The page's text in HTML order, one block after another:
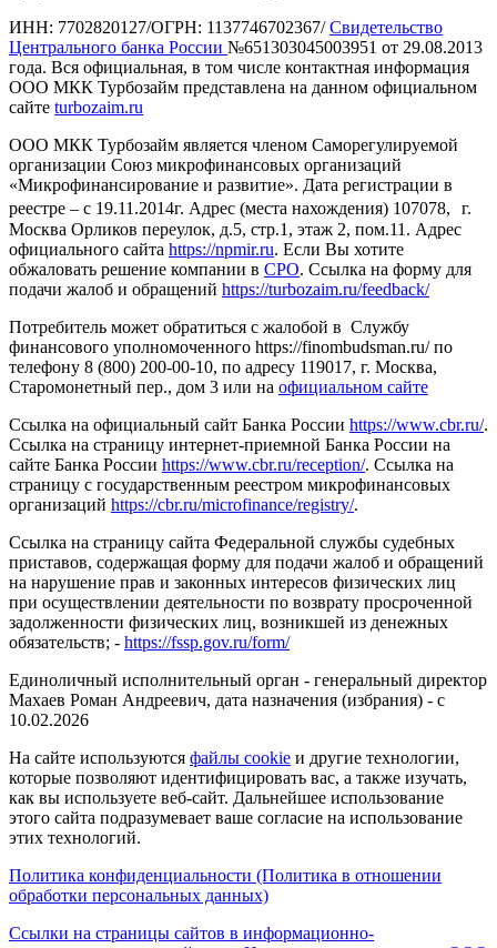
ИНН: 7702820127/ОГРН: 1137746702367/Свидетельство
Центрального банка России №651303045003951 от 29.08.2013
года. Вся официальная, в том числе контактная информация
ООО МКК Турбозайм представлена на данном официальном
сайте turbozaim.ru
ООО МКК Турбозайм является членом Саморегулируемой
организации Союз микрофинансовых организаций
«Микрофинансирование и развитие». Дата регистрации в
реестре – с 19.11.2014г. Адрес (места нахождения) 107078, г.
Москва Орликов переулок, д.5, стр.1, этаж 2, пом.11. Адрес
официального сайта https://npmir.ru. Если Вы хотите
обжаловать решение компании в СРО. Ссылка на форму для
подачи жалоб и обращений https://turbozaim.ru/feedback/
Потребитель может обратиться с жалобой в Службу
финансового уполномоченного https://finombudsman.ru/ по
телефону 8 (800) 200-00-10, по адресу 119017, г. Москва,
Старомонетный пер., дом 3 или на официальном сайте
Ссылка на официальный сайт Банка России https://www.cbr.ru/.
Ссылка на страницу интернет-приемной Банка России на
сайте Банка России https://www.cbr.ru/reception/. Ссылка на
страницу с государственным реестром микрофинансовых
организаций https://cbr.ru/microfinance/registry/.
Ссылка на страницу сайта Федеральной службы судебных
приставов, содержащая форму для подачи жалоб и обращений
на нарушение прав и законных интересов физических лиц
при осуществлении деятельности по возврату просроченной
задолженности физических лиц, возникшей из денежных
обязательств; - https://fssp.gov.ru/form/
Единоличный исполнительный орган - генеральный директор
Махаев Роман Андреевич, дата назначения (избрания) - с
10.02.2026
На сайте используются файлы cookie и другие технологии,
которые позволяют идентифицировать вас, а также изучать,
как вы используете веб-сайт. Дальнейшее использование
этого сайта подразумевает ваше согласие на использование
этих технологий.
Политика конфиденциальности (Политика в отношении
обработки персональных данных)
Ссылки на страницы сайтов в информационно-